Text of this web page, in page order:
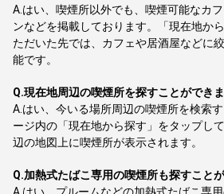
A. はい、喫煙所以外でも、喫煙可能なカ
ンなどを掲載しております。「現在地か
ただいた先では、カフェや居酒屋などに
能です。
Q.現在地周辺の喫煙所を探すことができ
A. はい、今いる場所周辺の喫煙所を検索
ージ内の「現在地から探す」をタップし
辺の地図上に喫煙所が表示されます。
Q.加熱式たばこ専用の喫煙所も探すこと